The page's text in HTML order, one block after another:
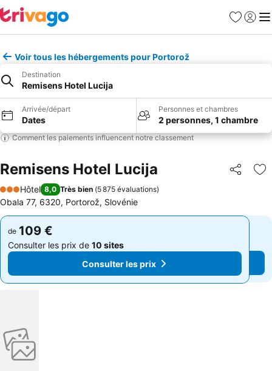
Favoris
Se
Voir tous les hébergements pour Portorož
Destination
Remisens Hotel Lucija
Arrivée/départ
Dates
Personnes et chambres
2 personnes, 1 chambre
Comment les paiements influencent notre classement
Remisens Hotel Lucija Partager
3 Étoiles
Hôtel 8,0 Très bien (5 875 évaluations)
Obala 77, 6320, Portorož, Slovénie
de 109 €
Consulter les prix de 10 sites
Consulter les prix
de 109 €
Consulter les prix de 10 sites
Consulter les prix